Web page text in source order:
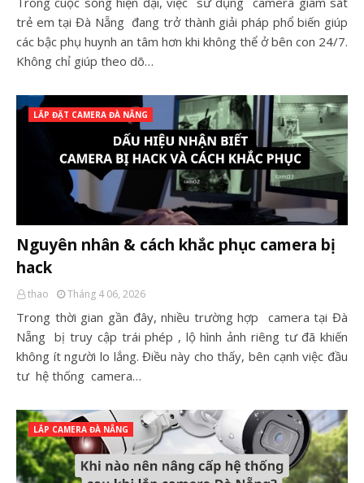
trẻ em tại Đà Nẵng đang trở thành giải pháp phổ biến giúp
các bậc phụ huynh an tâm hơn khi không thể ở bên con 24/7.
Không chỉ giúp theo dõ…
LẮP ĐẶT CAMERA ĐÀ NẴNG
Nguyên nhân & cách khắc phục camera bị
hack
thao Tháng 4 06, 2026
Trong thời gian gần đây, nhiều trường hợp camera tại Đà
Nẵng bị truy cập trái phép , lộ hình ảnh riêng tư đã khiến
không ít người lo lắng. Điều này cho thấy, bên cạnh việc đầu
tư hệ thống camera…
LẮP CAMERA ĐÀ NẴNG